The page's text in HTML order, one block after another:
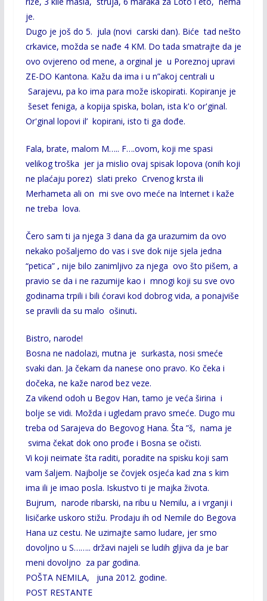
je.
Dugo je još do 5. jula (novi carski dan). Biće tad nešto
crkavice, možda se nađe 4 KM. Do tada smatrajte da je
ovo ovjereno od mene, a orginal je u Poreznoj upravi
ZE-DO Kantona. Kažu da ima i u n”akoj centrali u
Sarajevu, pa ko ima para može iskopirati. Kopiranje je
šeset feniga, a kopija spiska, bolan, ista k'o or'ginal.
Or'ginal lopovi il’ kopirani, isto ti ga dođe.
Fala, brate, malom M….. F….ovom, koji me spasi
velikog troška jer ja mislio ovaj spisak lopova (onih koji
ne plaćaju porez) slati preko Crvenog krsta ili
Merhameta ali on mi sve ovo meće na Internet i kaže
ne treba lova.
Čero sam ti ja njega 3 dana da ga urazumim da ovo
nekako pošaljemo do vas i sve dok nije sjela jedna
“petica”, nije bilo zanimljivo za njega ovo što pišem, a
pravio se da i ne razumije kao i mnogi koji su sve ovo
godinama trpili i bili ćoravi kod dobrog vida, a ponajviše
se pravili da su malo ošinuti.
Bistro, narode!
Bosna ne nadolazi, mutna je surkasta, nosi smeće
svaki dan. Ja čekam da nanese ono pravo. Ko čeka i
dočeka, ne kaže narod bez veze.
Za vikend odoh u Begov Han, tamo je veća širina i
bolje se vidi. Možda i ugledam pravo smeće. Dugo mu
treba od Sarajeva do Begovog Hana. Šta ”š, nama je
svima čekat dok ono prođe i Bosna se očisti.
Vi koji neimate šta raditi, poradite na spisku koji sam
vam šaljem. Najbolje se čovjek osjeća kad zna s kim
ima ili je imao posla. Iskustvo ti je majka života.
Bujrum, narode ribarski, na ribu u Nemilu, a i vrganji i
lisičarke uskoro stižu. Prodaju ih od Nemile do Begova
Hana uz cestu. Ne uzimajte samo ludare, jer smo
dovoljno u S…….. državi najeli se ludih gljiva da je bar
meni dovoljno za par godina.
POŠTA NEMILA, juna 2012. godine.
POST RESTANTE